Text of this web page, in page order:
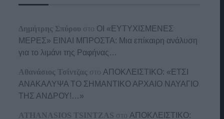
Δημήτρης Σπύρου στο ΟΙ «ΕΥΤΥΧΙΣΜΕΝΕΣ
ΜΕΡΕΣ» ΕΙΝΑΙ ΜΠΡΟΣΤΑ: Μια επίκαιρη ανάλυση
για το λιμάνι της Ραφήνας…
Αθανάσιος Τσίντζας στο ΑΠΟΚΛΕΙΣΤΙΚΟ: «ΕΤΣΙ
ΑΝΑΚΑΛΥΨΑ ΤΟ ΣΗΜΑΝΤΙΚΟ ΑΡΧΑΙΟ ΝΑΥΑΓΙΟ
ΤΗΣ ΑΝΔΡΟΥ!…»
ATHANASIOS TSINTZAS στο ΑΠΟΚΛΕΙΣΤΙΚΟ: